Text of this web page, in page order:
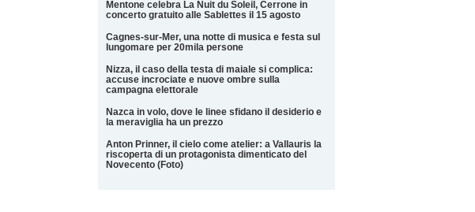
Mentone celebra La Nuit du Soleil, Cerrone in
concerto gratuito alle Sablettes il 15 agosto
Cagnes-sur-Mer, una notte di musica e festa sul
lungomare per 20mila persone
Nizza, il caso della testa di maiale si complica:
accuse incrociate e nuove ombre sulla
campagna elettorale
Nazca in volo, dove le linee sfidano il desiderio e
la meraviglia ha un prezzo
Anton Prinner, il cielo come atelier: a Vallauris la
riscoperta di un protagonista dimenticato del
Novecento (Foto)